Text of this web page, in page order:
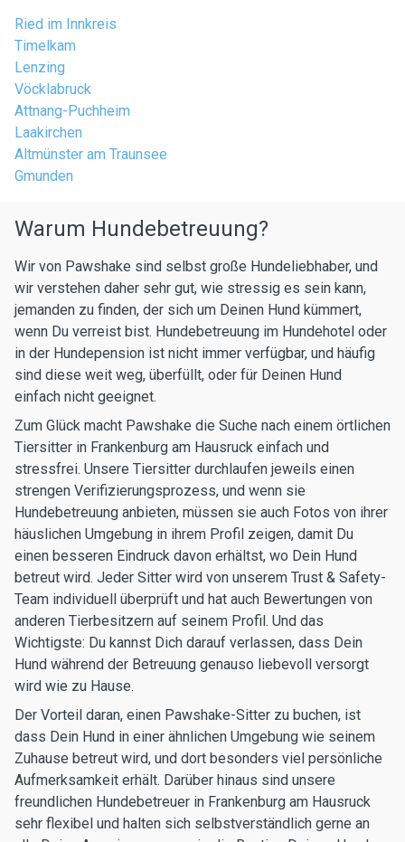
Ried im Innkreis
Timelkam
Lenzing
Vöcklabruck
Attnang-Puchheim
Laakirchen
Altmünster am Traunsee
Gmunden
Warum Hundebetreuung?
Wir von Pawshake sind selbst große Hundeliebhaber, und
wir verstehen daher sehr gut, wie stressig es sein kann,
jemanden zu finden, der sich um Deinen Hund kümmert,
wenn Du verreist bist. Hundebetreuung im Hundehotel oder
in der Hundepension ist nicht immer verfügbar, und häufig
sind diese weit weg, überfüllt, oder für Deinen Hund
einfach nicht geeignet.
Zum Glück macht Pawshake die Suche nach einem örtlichen
Tiersitter in Frankenburg am Hausruck einfach und
stressfrei. Unsere Tiersitter durchlaufen jeweils einen
strengen Verifizierungsprozess, und wenn sie
Hundebetreuung anbieten, müssen sie auch Fotos von ihrer
häuslichen Umgebung in ihrem Profil zeigen, damit Du
einen besseren Eindruck davon erhältst, wo Dein Hund
betreut wird. Jeder Sitter wird von unserem Trust & Safety-
Team individuell überprüft und hat auch Bewertungen von
anderen Tierbesitzern auf seinem Profil. Und das
Wichtigste: Du kannst Dich darauf verlassen, dass Dein
Hund während der Betreuung genauso liebevoll versorgt
wird wie zu Hause.
Der Vorteil daran, einen Pawshake-Sitter zu buchen, ist
dass Dein Hund in einer ähnlichen Umgebung wie seinem
Zuhause betreut wird, und dort besonders viel persönliche
Aufmerksamkeit erhält. Darüber hinaus sind unsere
freundlichen Hundebetreuer in Frankenburg am Hausruck
sehr flexibel und halten sich selbstverständlich gerne an